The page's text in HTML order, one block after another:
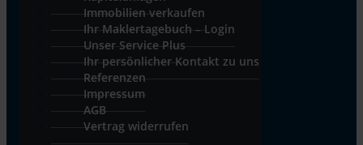
Immobilien verkaufen
Ihr Maklertagebuch – Login
Unser Service Plus
Ihr persönlicher Kontakt zu uns
Referenzen
Impressum
AGB
Vertrag widerrufen